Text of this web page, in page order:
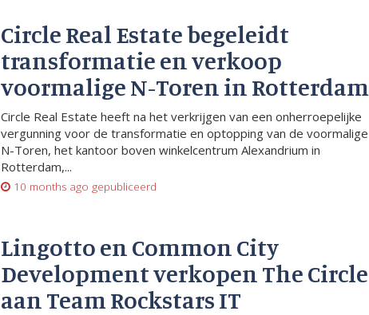
Circle Real Estate begeleidt
transformatie en verkoop
voormalige N-Toren in Rotterdam
Circle Real Estate heeft na het verkrijgen van een onherroepelijke
vergunning voor de transformatie en optopping van de voormalige
N-Toren, het kantoor boven winkelcentrum Alexandrium in
Rotterdam,...
10 months ago gepubliceerd
Lingotto en Common City
Development verkopen The Circle
aan Team Rockstars IT